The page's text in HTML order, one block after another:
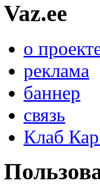
Vaz.ee
о
реклама
баннер
связь
Клаб